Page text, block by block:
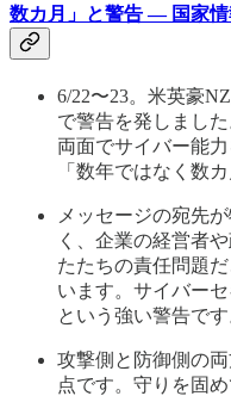
数カ月」と警告 — 国家情
6/22〜23。米英豪
で警告を発しまし
両面でサイバー能
「数年ではなく数
メッセージの宛先
く、企業の経営者
たたちの責任問題
います。サイバー
という強い警告です
攻撃側と防御側の
点です。守りを固